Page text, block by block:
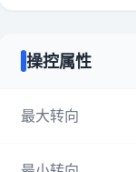
操控属性
最大转向
感占比0%，对抗占比
0%